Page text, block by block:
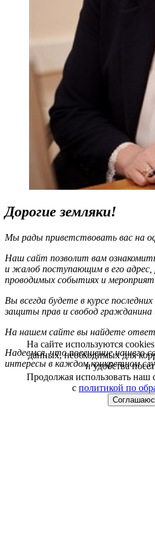
Дорогие земляки!
Мы рады приветствовать вас на
Наш сайт позволит вам
и жалоб поступающим в его адрес,
проводимых событиях и
Вы всегда будете в курсе
защиты прав и свобод гражданина
На нашем сайте вы найдете
Надеемся, что посещение нашего
интересы в каждом конкретном
На сайте используются
данных, необходимых для
и удобства
Продолжая использовать наш
с политикой по